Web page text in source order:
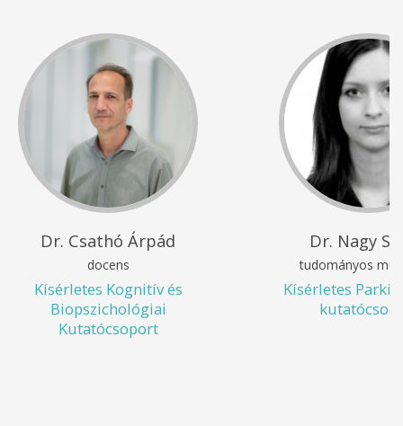
Dr. Csathó Árpád
docens
Kísérletes Kognitív és
Biopszichológiai
Kutatócsoport
Dr. Nagy
tudományos
Kísérletes